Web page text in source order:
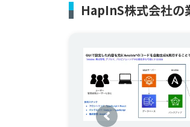
HapInS株式会社の